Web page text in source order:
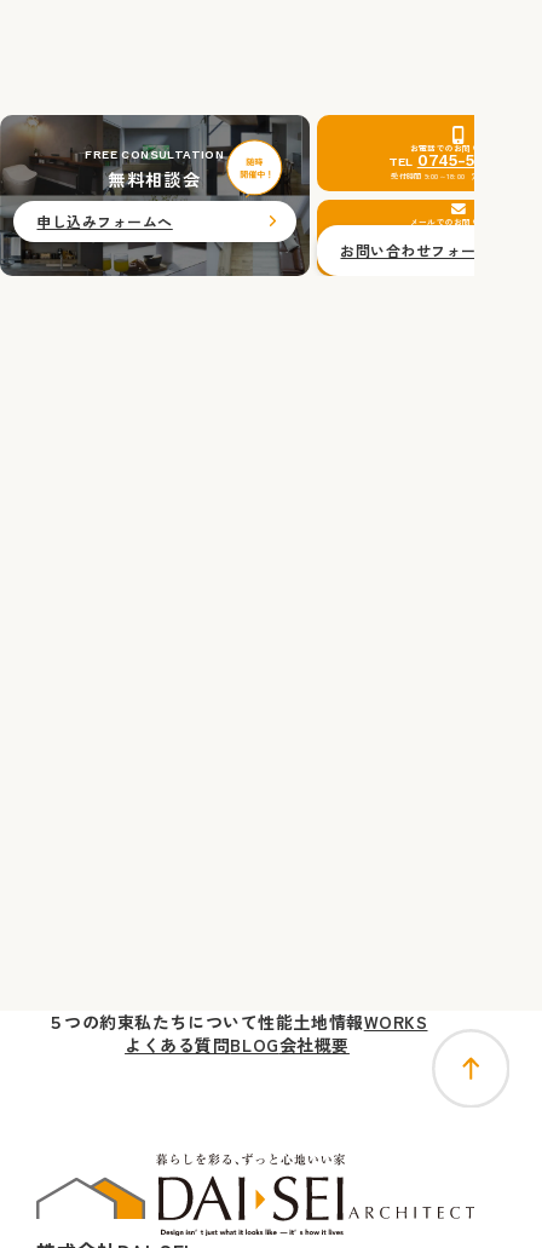
FREE CONSULTATION
無料相談会
申し込みフォームへ
お電話でのお問い合わせ
TEL 0745-51-0201
受付時間 9:00～18:00 定休日：水曜日
メールでのお問い合わせ
お問い合わせフォームへ
５つの約束私たちについて性能土地情報WORKS
よくある質問BLOG会社概要